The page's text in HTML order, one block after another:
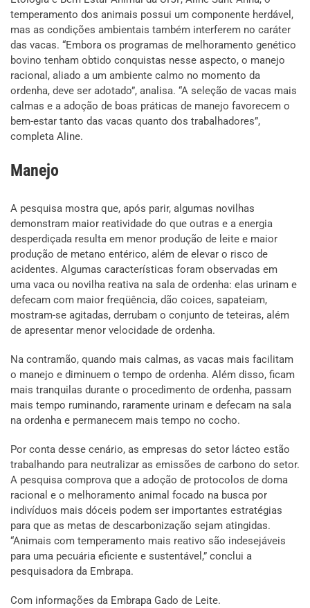
temperamento dos animais possui um componente herdável,
mas as condições ambientais também interferem no caráter
das vacas. “Embora os programas de melhoramento genético
bovino tenham obtido conquistas nesse aspecto, o manejo
racional, aliado a um ambiente calmo no momento da
ordenha, deve ser adotado”, analisa. “A seleção de vacas mais
calmas e a adoção de boas práticas de manejo favorecem o
bem-estar tanto das vacas quanto dos trabalhadores”,
completa Aline.
Manejo
A pesquisa mostra que, após parir, algumas novilhas
demonstram maior reatividade do que outras e a energia
desperdiçada resulta em menor produção de leite e maior
produção de metano entérico, além de elevar o risco de
acidentes. Algumas características foram observadas em
uma vaca ou novilha reativa na sala de ordenha: elas urinam e
defecam com maior freqüência, dão coices, sapateiam,
mostram-se agitadas, derrubam o conjunto de teteiras, além
de apresentar menor velocidade de ordenha.
Na contramão, quando mais calmas, as vacas mais facilitam
o manejo e diminuem o tempo de ordenha. Além disso, ficam
mais tranquilas durante o procedimento de ordenha, passam
mais tempo ruminando, raramente urinam e defecam na sala
na ordenha e permanecem mais tempo no cocho.
Por conta desse cenário, as empresas do setor lácteo estão
trabalhando para neutralizar as emissões de carbono do setor.
A pesquisa comprova que a adoção de protocolos de doma
racional e o melhoramento animal focado na busca por
indivíduos mais dóceis podem ser importantes estratégias
para que as metas de descarbonização sejam atingidas.
“Animais com temperamento mais reativo são indesejáveis
para uma pecuária eficiente e sustentável,” conclui a
pesquisadora da Embrapa.
Com informações da Embrapa Gado de Leite.